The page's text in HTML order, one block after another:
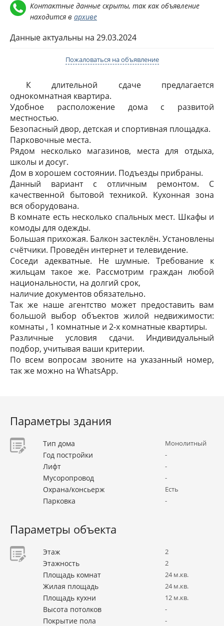
Контактные данные скрыты, так как объявление
находится в архиве
Данные актуальны на 29.03.2024
Пожаловаться на объявление
К длительной сдаче предлагается
однокомнатная квартира.
Удобное расположение дома с развитой
местностью.
Безопасный двор, детская и спортивная площадка.
Парковочные места.
Рядом несколько магазинов, места для отдыха,
школы и досуг.
Дом в хорошем состоянии. Подъезды прибраны.
Данный вариант с отличным ремонтом. С
качественной бытовой техникой. Кухонная зона
вся оборудована.
В комнате есть несколько спальных мест. Шкафы и
комоды для одежды.
Большая прихожая. Балкон застеклён. Установлены
счётчики. Проведён интернет и телевидение.
Соседи адекватные. Не шумные. Требование к
жильцам такое же. Рассмотрим граждан любой
национальности, на долгий срок,
наличие документов обязательно.
Так же наше агентство может предоставить вам
большой выбор объектов жилой недвижимости:
комнаты , 1 комнатные и 2-х комнатные квартиры.
Различные условия сдачи. Индивидуальный
подбор, учитывая ваши критерии.
По всем вопросам звоните на указанный номер,
так же можно на WhatsApp.
Параметры здания
Тип дома Монолитный
Год постройки -
Лифт -
Мусоропровод -
Охрана/консьерж Есть
Парковка -
Параметры объекта
Этаж 2
Этажность 2
Площадь комнат 24 м.кв.
Жилая площадь 24 м.кв.
Площадь кухни 12 м.кв.
Высота потолков -
Покрытие пола -